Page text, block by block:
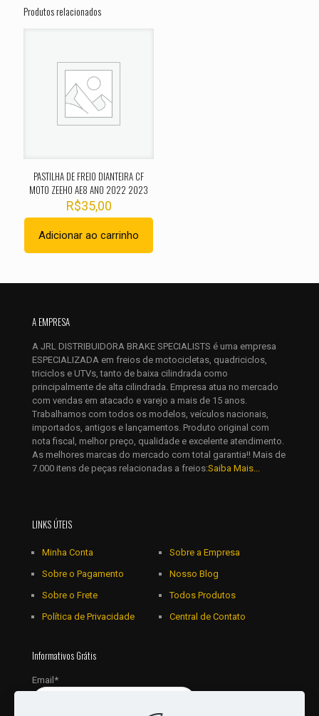
Special FLSTF ANO 2012 2013 2014”
obrigatórios são marcados com
Sua avaliação
1 de 5
2 de 5
mail
*
Salvar meus dados neste navegador para a próxima vez que
eu comentar.
Produtos relacionados
PASTILHA DE FREIO DIANTEIRA CF
MOTO ZEEHO AE8 ANO 2022 2023
R$35,00
Adicionar ao carrinho
A EMPRESA
A JRL DISTRIBUIDORA BRAKE SPECIALISTS é uma empresa
ESPECIALIZADA em freios de motocicletas, quadriciclos,
triciclos e UTVs, tanto de baixa cilindrada como
principalmente de alta cilindrada. Empresa atua no mercado
com vendas em atacado e varejo a mais de 15 anos.
Trabalhamos com todos os modelos, veículos nacionais,
importados, antigos e lançamentos. Produto original com
nota fiscal, melhor preço, qualidade e excelente atendimento.
As melhores marcas do mercado com total garantia!! Mais de
7.000 itens de peças relacionadas a freios:Saiba Mais...
LINKS ÚTEIS
Minha Conta
Sobre o Pagamento
Sobre o Frete
Política de Privacidade
Sobre a Empresa
Nosso Blog
Todos Produtos
Central de Contato
Informativos Grátis
Email*